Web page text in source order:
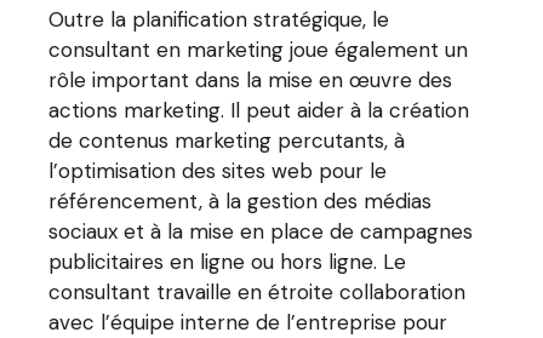
Outre la planification stratégique, le
consultant en marketing joue également un
rôle important dans la mise en œuvre des
actions marketing. Il peut aider à la création
de contenus marketing percutants, à
l’optimisation des sites web pour le
référencement, à la gestion des médias
sociaux et à la mise en place de campagnes
publicitaires en ligne ou hors ligne. Le
consultant travaille en étroite collaboration
avec l’équipe interne de l’entreprise pour